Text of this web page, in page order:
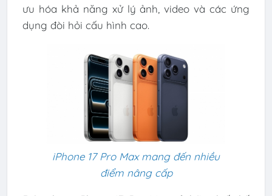
ưu hóa khả năng xử lý ảnh, video và các ứng
dụng đòi hỏi cấu hình cao.
iPhone 17 Pro Max mang đến nhiều
điểm nâng cấp